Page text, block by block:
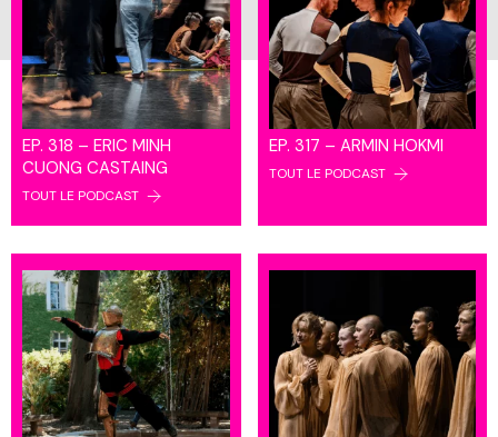
EP. 318 – ERIC MINH
CUONG CASTAING
TOUT LE PODCAST
EP. 317 – ARMIN HOKMI
TOUT LE PODCAST